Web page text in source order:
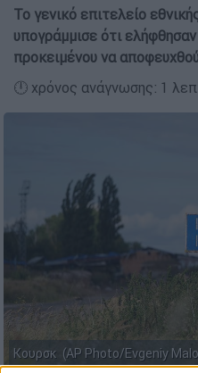
Το γενικό επιτελείο
υπογράμμισε ότι
προκειμένου να
🕛 χρόνος ανάγνωσης: 1
Κουρσκ (AP Photo/Evgeniy